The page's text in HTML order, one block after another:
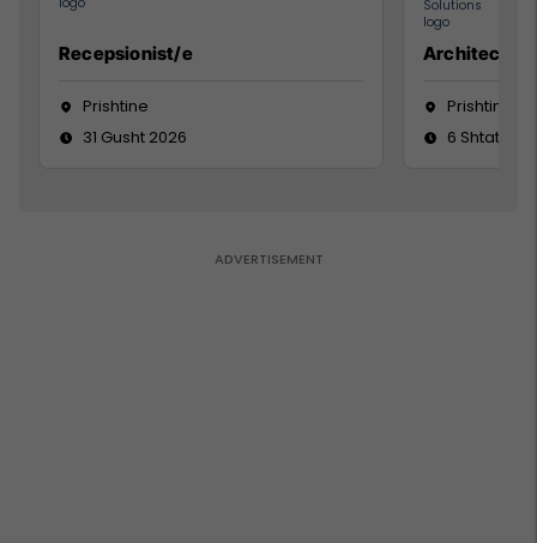
Recepsionist/e
Prishtine
31 Gusht 2026
Architect
Prishtinë
6 Shtator